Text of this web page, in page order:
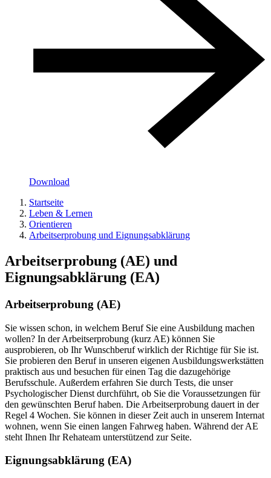
Download
Startseite
Leben & Lernen
Orientieren
Arbeitserprobung und Eignungsabklärung
Arbeitserprobung (AE) und
Eignungsabklärung (EA)
Arbeitserprobung (AE)
Sie wissen schon, in welchem Beruf Sie eine Ausbildung machen
wollen? In der Arbeitserprobung (kurz AE) können Sie
ausprobieren, ob Ihr Wunschberuf wirklich der Richtige für Sie ist.
Sie probieren den Beruf in unseren eigenen Ausbildungswerkstätten
praktisch aus und besuchen für einen Tag die dazugehörige
Berufsschule. Außerdem erfahren Sie durch Tests, die unser
Psychologischer Dienst durchführt, ob Sie die Voraussetzungen für
den gewünschten Beruf haben. Die Arbeitserprobung dauert in der
Regel 4 Wochen. Sie können in dieser Zeit auch in unserem Internat
wohnen, wenn Sie einen langen Fahrweg haben. Während der AE
steht Ihnen Ihr Rehateam unterstützend zur Seite.
Eignungsabklärung (EA)